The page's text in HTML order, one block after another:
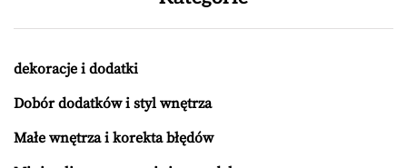
dekoracje i dodatki
Dobór dodatków i styl wnętrza
Małe wnętrza i korekta błędów